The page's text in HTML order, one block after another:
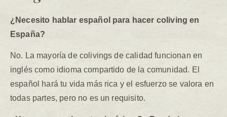
¿Necesito hablar español para hacer coliving en
España?
No. La mayoría de colivings de calidad funcionan en
inglés como idioma compartido de la comunidad. El
español hará tu vida más rica y el esfuerzo se valora en
todas partes, pero no es un requisito.